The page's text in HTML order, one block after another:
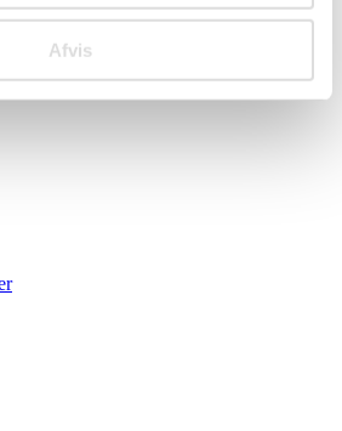
Afvis
Reserved -Hjemmeside design af